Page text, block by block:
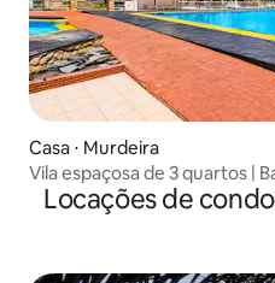
Casa ⋅ Murdeira
Vila espaçosa de 3 quartos |
praia
Locações de